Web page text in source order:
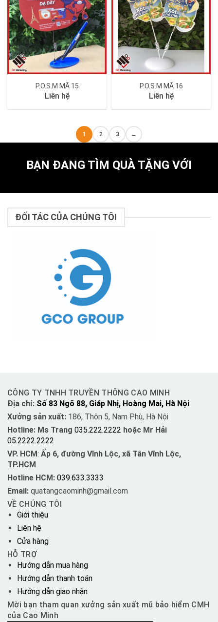
P.O.S.M MÃ 15
Liên hệ
P.O.S.M MÃ 16
Liên hệ
1 2 3 →
BẠN ĐANG TÌM QUÀ TẶNG VỚI
ĐỐI TÁC CỦA CHÚNG TÔI
CÔNG TY TNHH TRUYỀN THÔNG CAO MINH
Địa chỉ: Số 83 Ngõ 88, Giáp Nhị, Hoàng Mai, Hà Nội
Xưởng sản xuất: 186, Thôn 5, Nam Phù, Hà Nội
Hotline: Ms Trang 035.222.2222 hoặc Mr Hải
05.2222.2222
VP. HCM: Ấp 6, đường Vĩnh Lộc, xã Tân Vĩnh Lộc,
TP.HCM
Hotline HCM: 039.633.3333
Email: quatangcaominh@gmail.com
VỀ CHÚNG TÔI
Giới thiệu
Liên hệ
Cửa hàng
HỖ TRỢ
Hướng dẫn mua hàng
Hướng dẫn thanh toán
Hướng dẫn giao nhận
Mời bạn tham quan xưởng sản xuất mũ bảo hiểm CMH
của Cao Minh